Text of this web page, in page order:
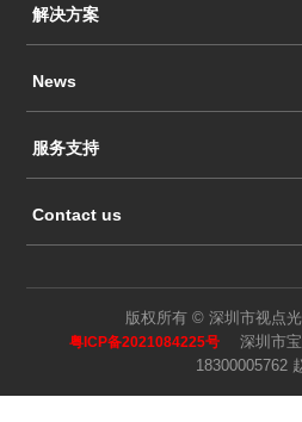
解决方案
News
服务支持
Contact us
版权所有 © 深圳市视点
粤ICP备2021084225号
深圳市
18300005762